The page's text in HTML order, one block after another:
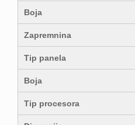
Boja
Zapremnina
Tip panela
Boja
Tip procesora